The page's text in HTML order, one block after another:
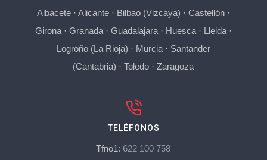
Albacete· Alicante· Bilbao (Vizcaya) · Castellón·
Girona· Granada· Guadalajara· Huesca· Lleida·
Logroño (La Rioja) · Murcia· Santander
(Cantabria) ·Toledo ·Zaragoza
TELÉFONOS
Tfno1: 622 100 758